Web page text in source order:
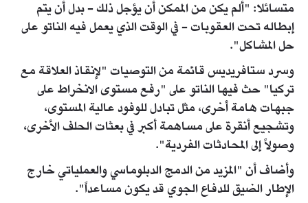
متسائلا: "ألم يكن من الممكن أن يؤجل ذلك - بدل أن يتم
إبطاله تحت العقوبات - في الوقت الذي يعمل فيه الناتو على
حل المشاكل".
وسرد ستافريديس قائمة من التوصيات "لإنقاذ العلاقة مع
تركيا" حث فيها الناتو على "رفع مستوى الانخراط على
جبهات هامة أخرى، مثل تبادل للوفود عالية المستوى،
وتشجيع أنقرة على مساهمة أكبر في بعثات الحلف الأخرى،
وصولاً إلى المحادثات الفردية".
وأضاف أن "المزيد من الدمج الدبلوماسي والعملياتي خارج
الإطار الضيق للدفاع الجوي قد يكون مساعداً".